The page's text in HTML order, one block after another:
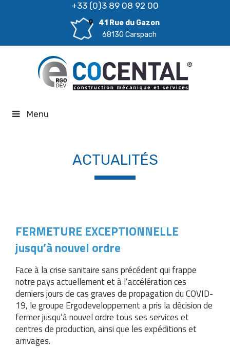
+33 (0)3 89 08 92 00
41 Rue du Gazon
68130 Carspach
Menu
ACTUALITÉS
FERMETURE EXCEPTIONNELLE
jusqu’à nouvel ordre
Face à la crise sanitaire sans précédent qui frappe
notre pays actuellement et à l’accélération ces
derniers jours de cas graves de propagation du COVID-
19, le groupe Ergodeveloppement a pris la décision de
fermer jusqu’à nouvel ordre tous ses services et
centres de production, ainsi que les expéditions et
arrivages.